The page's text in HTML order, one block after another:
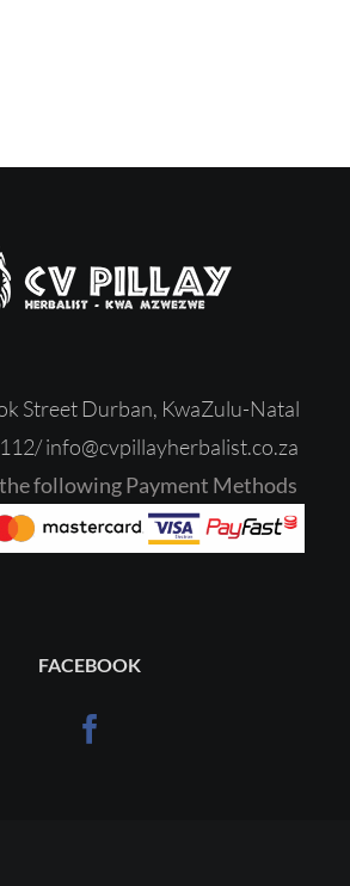
Street Durban, KwaZulu-Natal
‎info@cvpillayherbalist.co.za
following Payment Methods
FACEBOOK